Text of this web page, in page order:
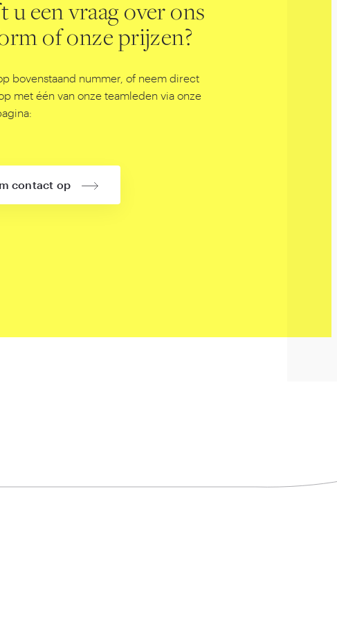
u een vraag over ons
of onze prijzen?
bovenstaand nummer, of neem direct
met één van onze teamleden via onze
contact op